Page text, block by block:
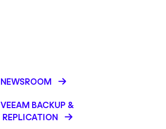
NEWSROOM
VEEAM BACKUP &
REPLICATION